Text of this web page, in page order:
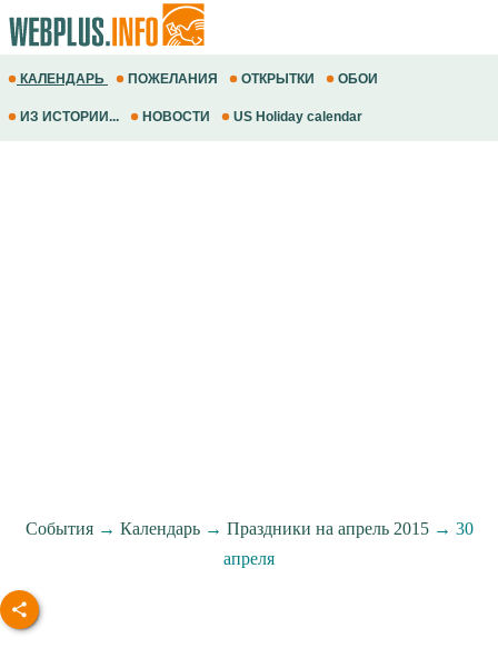
КАЛЕНДАРЬ ПОЖЕЛАНИЯ ОТКРЫТКИ ОБОИ
ИЗ ИСТОРИИ... НОВОСТИ US Holiday calendar
События→ Календарь→ Праздники на апрель 2015→ 30
апреля